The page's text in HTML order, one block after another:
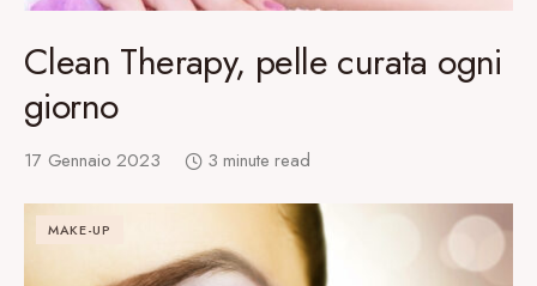
Clean Therapy, pelle curata ogni
giorno
17 Gennaio 2023 3 minute read
MAKE-UP